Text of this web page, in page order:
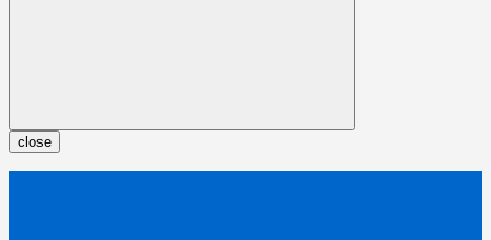
close